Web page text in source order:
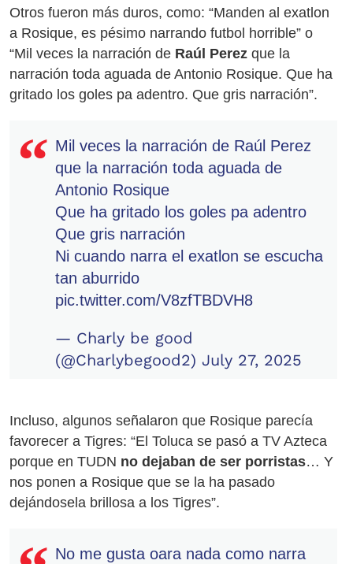
Otros fueron más duros, como: “Manden al exatlon
a Rosique, es pésimo narrando futbol horrible” o
“Mil veces la narración de Raúl Perez que la
narración toda aguada de Antonio Rosique. Que ha
gritado los goles pa adentro. Que gris narración”.
Mil veces la narración de Raúl Perez
que la narración toda aguada de
Antonio Rosique
Que ha gritado los goles pa adentro
Que gris narración
Ni cuando narra el exatlon se escucha
tan aburrido
pic.twitter.com/V8zfTBDVH8
— Charly be good
(@Charlybegood2) July 27, 2025
Incluso, algunos señalaron que Rosique parecía
favorecer a Tigres: “El Toluca se pasó a TV Azteca
porque en TUDN no dejaban de ser porristas… Y
nos ponen a Rosique que se la ha pasado
dejándosela brillosa a los Tigres”.
No me gusta oara nada como narra